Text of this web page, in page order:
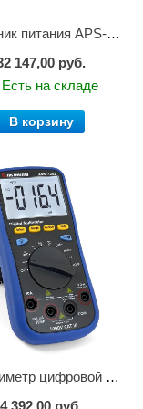
Источник питания APS-2236
147,00 руб.
Есть на складе
В корзину
Мультиметр цифровой АММ-1203